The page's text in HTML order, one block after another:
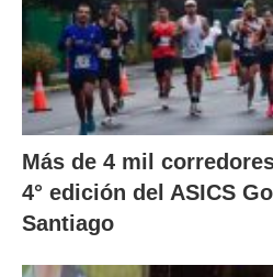
Más de 4 mil
4° edición del ASICS
Santiago